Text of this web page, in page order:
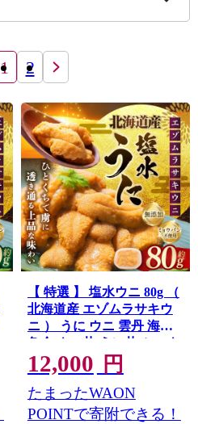
1 2
【 特選 】 塩水ウニ 80g （
北海道産 エゾムラサキウ
ニ ） うに ウニ 雲丹 海鮮
魚介 ウニ丼 うに丼 ミョウ
バン不使用 海産物 国産 【
2026年6月上旬～9月下旬発
送予定 】
12,000 円
たまったWAON
POINTで寄附できる！